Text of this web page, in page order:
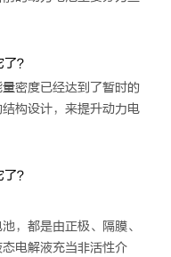
密度已经达到了暂时的
构设计，来提升动力电
，都是由正极、隔膜、
电解液充当非活性介